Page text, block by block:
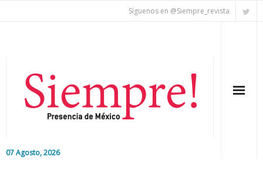
Síguenos en @Siempre_revista
07 Agosto, 2026